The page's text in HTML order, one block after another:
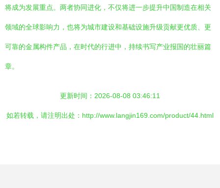
将成为发展重点。两者协同进化，不仅将进一步提升中国制造在相关
领域的全球影响力，也将为城市建设和基础设施升级贡献更优质、更
可靠的金属构件产品，在时代的行进中，持续书写产业报国的壮丽篇
章。
更新时间：2026-08-08 03:46:11
如若转载，请注明出处：http://www.langjin169.com/product/44.html